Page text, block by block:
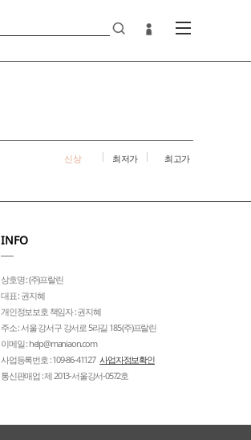
신상 최저가 최고가
INFO
상호명 : (주)프랄린
대표 : 권지혜
개인정보보호 책임자 : 권지혜
주소 : 서울 강서구 강서로 5라길 185 (주)프랄린
이메일 : help@maniaon.com
사업등록번호 : 109-86-41127사업자정보확인
통신판매업 : 제 2013-서울강서-0572호